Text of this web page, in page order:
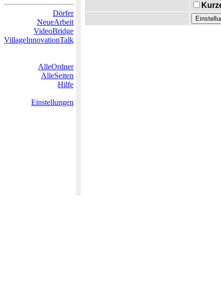
Dörfer
NeueArbeit
VideoBridge
VillageInnovationTalk
AlleOrdner
AlleSeiten
Hilfe
Einstellungen